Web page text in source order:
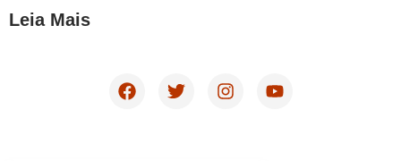
Leia Mais